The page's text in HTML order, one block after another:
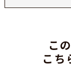
こ
こち